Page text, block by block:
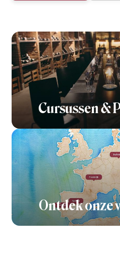
Cursussen &
Ontdek onze